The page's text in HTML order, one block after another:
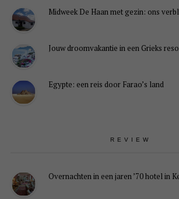
Midweek De Haan met gezin: ons
Jouw droomvakantie in een Grieks
Egypte: een reis door Farao’s land
REVIEW
Overnachten in een jaren ’70 hotel in